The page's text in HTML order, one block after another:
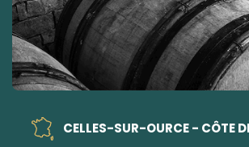
CELLES-SUR-OURCE - CÔTE